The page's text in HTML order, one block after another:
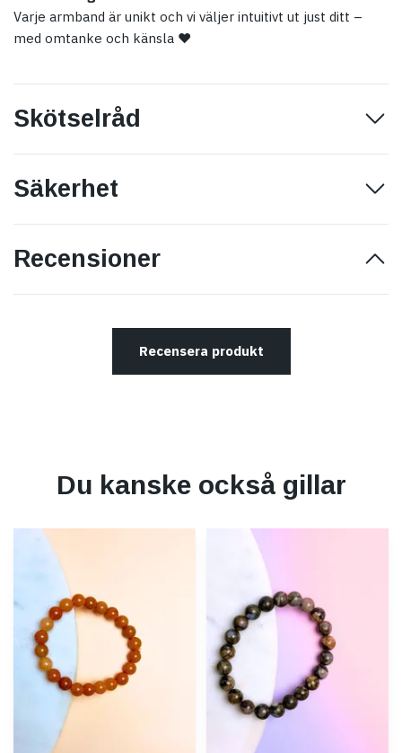
Varje armband är unikt och vi väljer intuitivt ut just ditt –
med omtanke och känsla ♥
Skötselråd
Säkerhet
Recensioner
Recensera produkt
Du kanske också gillar